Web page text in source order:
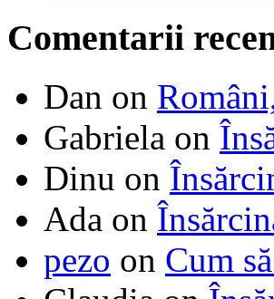
Comentarii
Dan on
Gabriela on
Dinu on
Ada on
pezo on Cum